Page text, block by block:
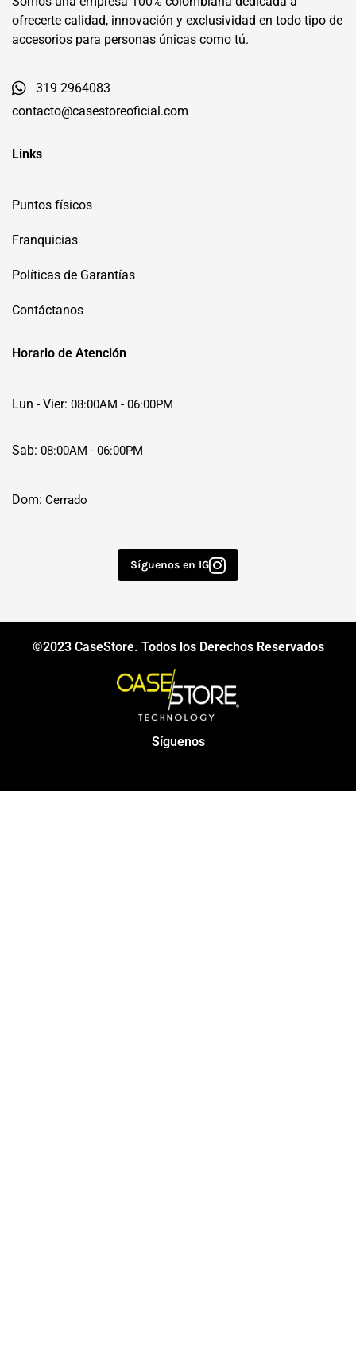
ofrecerte calidad, innovación y exclusividad en todo tipo de
accesorios para personas únicas como tú.
319 2964083
contacto@casestoreoficial.com
Links
Puntos físicos
Franquicias
Políticas de Garantías
Contáctanos
Horario de Atención
Lun - Vier: 08:00AM - 06:00PM
Sab: 08:00AM - 06:00PM
Dom: Cerrado
Síguenos en IG
©2023 CaseStore. Todos los Derechos Reservados
Síguenos